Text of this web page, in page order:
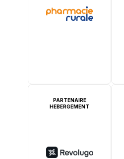
PARTENAIRE
HEBERGEMENT